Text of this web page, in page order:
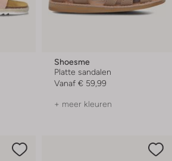
Shoesme
Platte sandalen
Vanaf € 59,99
+ meer kleuren